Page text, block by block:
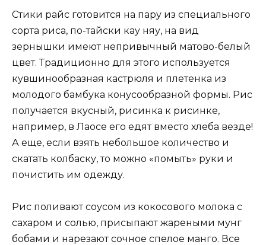
Стики райс готовится на пару из специального
сорта риса, по-тайски кау няу, на вид
зернышки имеют непривычный матово-белый
цвет. Традиционно для этого используется
кувшинообразная кастрюля и плетенка из
молодого бамбука конусообразной формы. Рис
получается вкусный, рисинка к рисинке,
например, в Лаосе его едят вместо хлеба везде!
А еще, если взять небольшое количество и
скатать колбаску, то можно «помыть» руки и
почистить им одежду.
Рис поливают соусом из кокосового молока с
сахаром и солью, присыпают жареными мунг
бобами и нарезают сочное спелое манго. Все